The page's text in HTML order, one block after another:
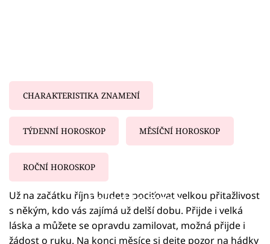
Sledujte nás
CHARAKTERISTIKA ZNAMENÍ
TÝDENNÍ HOROSKOP MĚSÍČNÍ HOROSKOP
ROČNÍ HOROSKOP
Failed to fetch
Už na začátku října budete pociťovat velkou přitažlivost
s někým, kdo vás zajímá už delší dobu. Přijde i velká
láska a můžete se opravdu zamilovat, možná přijde i
žádost o ruku. Na konci měsíce si dejte pozor na hádky